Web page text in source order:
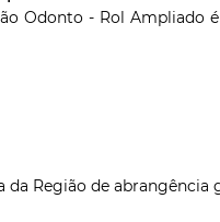
Odonto - Rol Ampliado
Região de